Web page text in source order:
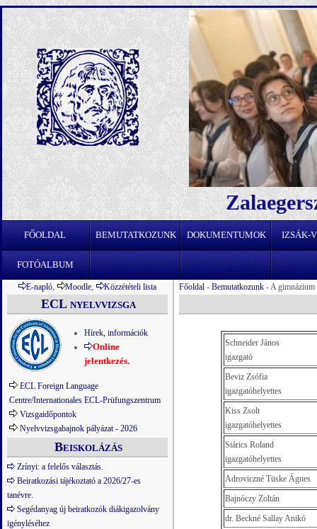
FŐOLDAL BEMUTATKOZUNK DOKUMENTUMOK IZSÁK-
FOTÓALBUM
E-napló, Moodle, Közzétételi lista
ECL nyelvvizsga
Hírek, információk
Online
jelentkezés.
ECL Foreign Language
Centre/Internationales ECL-Prüfungszentrum
Vizsgaidőpontok
Nyelvvizsgabajnok pályázat - 2026
Beiskolázás
Zrínyi: a felelős választás.
Beiratkozási tájékoztató a 2026/27-es
tanévre.
Segédanyag új beiratkozók diákigazolvány
igényléséhez
Főoldal - Bemutatkozunk - A gimnázium
Schneider János
igazgató
Beviz Zsófia
igazgatóhelyettes
Kiss Zsolt
igazgatóhelyettes
Stárics Roland
igazgatóhelyettes
Adroviczné Tüske Ágnes
Bajnóczy Zoltán
dr. Beckné Sallay Anikó